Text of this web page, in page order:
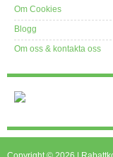
Om Cookies
Blogg
Om oss & kontakta oss